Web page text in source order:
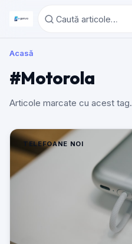
Acasă
#Motorola
Articole marcate cu acest tag.
TELEFOANE NOI